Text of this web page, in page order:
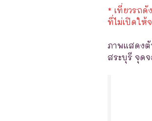
* เที่ยวรถดั
ที่ไม่เปิดให้
ภาพแสดงตั
สระบุรี จุด